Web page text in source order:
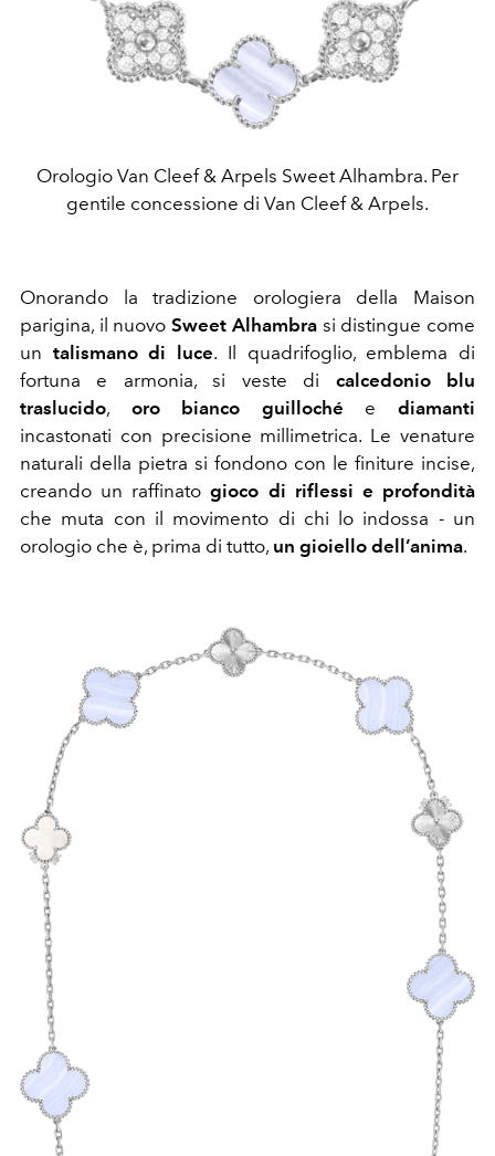
Orologio Van Cleef & Arpels Sweet Alhambra. Per
gentile concessione di Van Cleef & Arpels.
Onorando la tradizione orologiera della Maison
parigina, il nuovoSweet Alhambrasi distingue come
un talismano di luce. Il quadrifoglio, emblema di
fortuna e armonia, si veste di calcedonio blu
traslucido, oro bianco guilloché ediamanti
incastonati con precisione millimetrica. Le venature
naturali della pietra si fondono con le finiture incise,
creando un raffinatogioco di riflessi e profondità
che muta con il movimento di chi lo indossa - un
orologio che è, prima di tutto, un gioiello dell’anima.